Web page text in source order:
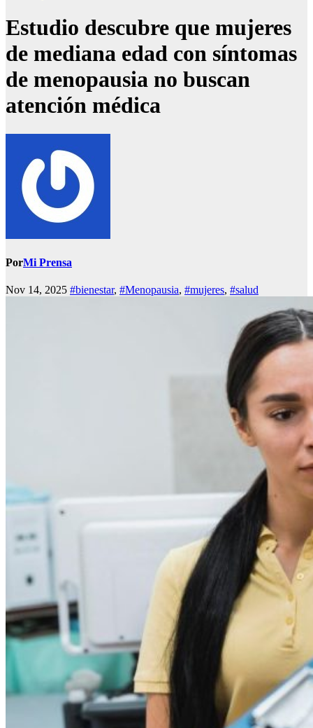
Estudio descubre que mujeres
de mediana edad con síntomas
de menopausia no buscan
atención médica
PorMi Prensa
Nov 14, 2025 #bienestar, #Menopausia, #mujeres, #salud